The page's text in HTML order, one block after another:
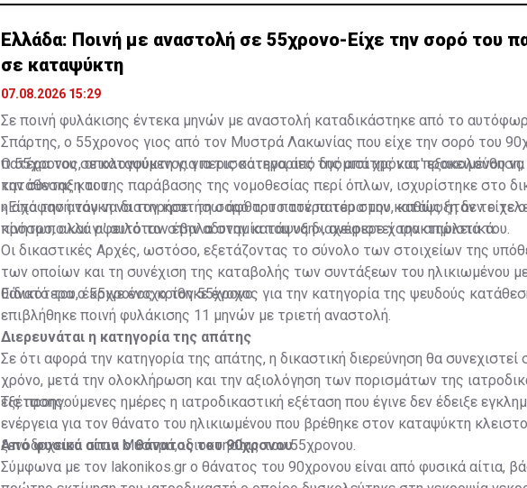
Ελλάδα: Ποινή με αναστολή σε 55χρονο-Είχε την σορό του
σε καταψύκτη
07.08.2026 15:29
Σε ποινή φυλάκισης έντεκα μηνών με αναστολή καταδικάστηκε από το
Σπάρτης, ο 55χρονος γιος από τον Μυστρά Λακωνίας που είχε την σορό του
πατέρα του σε καταψύκτη για περισσότερα από δυόμισι χρόνια, προκειμένου να
την σύνταξη του.
Ο 55χρονος, απολογούμενος για τις κατηγορίες της απάτης κατ'
κατάθεσης και της παράβασης της νομοθεσίας περί όπλων, ισχυρίστηκε στο
η απόφασή του να διατηρήσει τη σορό του πατέρα του στην κατάψυξη δεν είχε
κίνητρο, αλλά οφειλόταν στην αδυναμία του να διαχειριστεί την απώλειά του.
«Είχα την ανάγκη να τον κρατήσω άφθαρτο τον πατέρα μου, καθώς ήταν το
πρόσωπο και γι' αυτό τον έβαλα στην κατάψυξη», ανέφερε χαρακτηριστικά.
Οι δικαστικές Αρχές, ωστόσο, εξετάζοντας το σύνολο των στοιχείων της
των οποίων και τη συνέχιση της καταβολής των συντάξεων του ηλικιωμένου
θάνατό του, έκρινε ένοχο τον 55χρονο.
Ειδικότερα ο 55χρονος κρίθηκε ένοχος για την κατηγορία της ψευδούς
επιβλήθηκε ποινή φυλάκισης 11 μηνών με τριετή αναστολή.
Διερευνάται η κατηγορία της απάτης
Σε ότι αφορά την κατηγορία της απάτης, η δικαστική διερεύνηση θα συνεχιστεί
χρόνο, μετά την ολοκλήρωση και την αξιολόγηση των πορισμάτων της
εξέτασης.
Τις προηγούμενες ημέρες η ιατροδικαστική εξέταση που έγινε δεν έδειξε
ενέργεια για τον θάνατο του ηλικιωμένου που βρέθηκε στον καταψύκτη
ξενοδοχείου στον Μυστρά, ιδιοκτησίας του 55χρονου.
Από φυσικά αίτια ο θάνατος του 90χρονου
Σύμφωνα με τον lakonikos.gr ο θάνατος του 90χρονου είναι από φυσικά αίτια,